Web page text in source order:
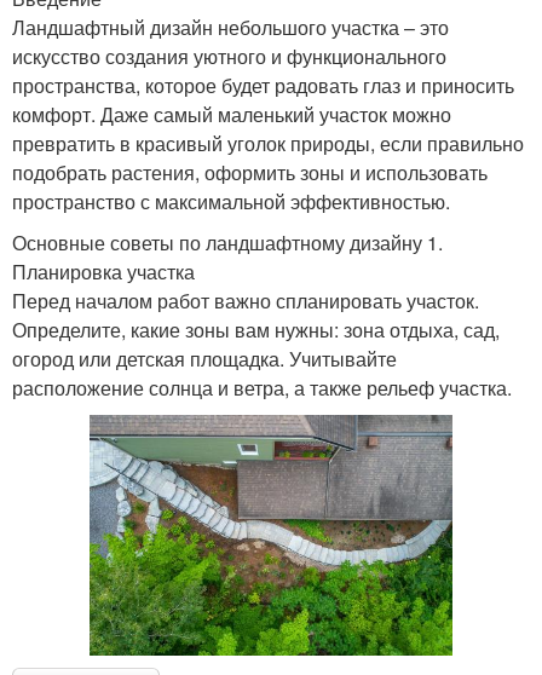
Ландшафтный дизайн небольшого участка – это
искусство создания уютного и функционального
пространства, которое будет радовать глаз и приносить
комфорт. Даже самый маленький участок можно
превратить в красивый уголок природы, если правильно
подобрать растения, оформить зоны и использовать
пространство с максимальной эффективностью.
Основные советы по ландшафтному дизайну 1.
Планировка участка
Перед началом работ важно спланировать участок.
Определите, какие зоны вам нужны: зона отдыха, сад,
огород или детская площадка. Учитывайте
расположение солнца и ветра, а также рельеф участка.